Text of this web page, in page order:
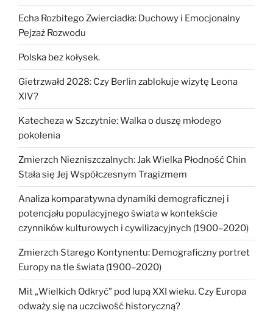
Echa Rozbitego Zwierciadła: Duchowy i Emocjonalny
Pejzaż Rozwodu
Polska bez kołysek.
Gietrzwałd 2028: Czy Berlin zablokuje wizytę Leona
XIV?
Katecheza w Szczytnie: Walka o duszę młodego
pokolenia
Zmierzch Niezniszczalnych: Jak Wielka Płodność Chin
Stała się Jej Współczesnym Tragizmem
Analiza komparatywna dynamiki demograficznej i
potencjału populacyjnego świata w kontekście
czynników kulturowych i cywilizacyjnych (1900–2020)
Zmierzch Starego Kontynentu: Demograficzny portret
Europy na tle świata (1900–2020)
Mit „Wielkich Odkryć” pod lupą XXI wieku. Czy Europa
odważy się na uczciwość historyczną?